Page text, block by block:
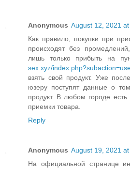
Anonymous August 12, 2021
Как правило, покупки при
происходят без
лишь только прибыть на
sex.xyz/
взять свой продукт. Уже
юзеру поступят данные о
продукт. В любом городе есть
приемки товара.
Reply
Anonymous August 19, 2021
На официальной странице